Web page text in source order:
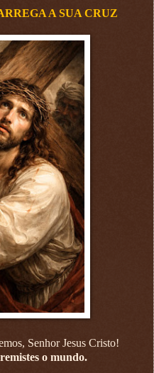
A SUA CRUZ
Senhor Jesus Cristo!
o mundo.